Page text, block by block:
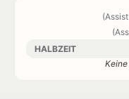
HALBZEIT